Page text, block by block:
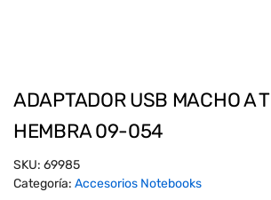
ADAPTADOR USB MACHO A
HEMBRA 09-054
SKU: 69985
Categoría: Accesorios Notebooks